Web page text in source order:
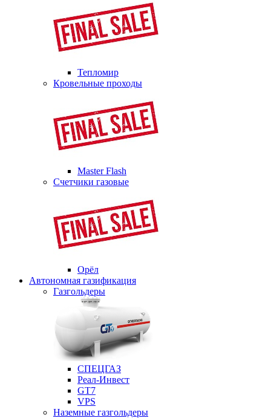
Тепломир
Кровельные проходы
Master Flash
Счетчики газовые
Орёл
Автономная газификация
Газгольдеры
СПЕЦГАЗ
Реал-Инвест
GT7
VPS
Наземные газгольдеры